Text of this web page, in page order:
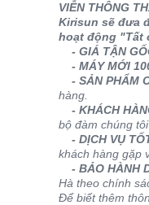
VIỄN THÔNG
Kirisun sẽ đưa
hoạt động "Tất
- GIÁ TẬN
- MÁY MỚI
- SẢN PHẨM
hàng.
- KHÁCH
bộ đàm chúng
- DỊCH VỤ
khách hàng gặp
- BẢO HÀNH
Hà theo chính
Để biết thêm